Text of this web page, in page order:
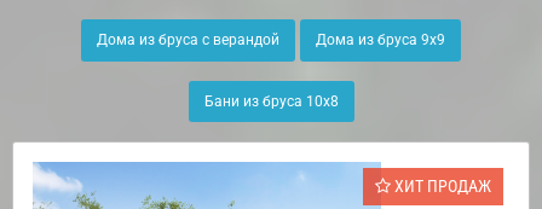
Дома из бруса с верандой Дома из бруса 9х9
Бани из бруса 10х8
ХИТ ПРОДАЖ